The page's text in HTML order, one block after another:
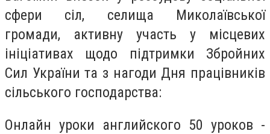
сфери сіл, селища Миколаївської
громади, активну участь у місцевих
ініціативах щодо підтримки Збройних
Сил України та з нагоди Дня працівників
сільського господарства:
Онлайн уроки английского 50 уроков -